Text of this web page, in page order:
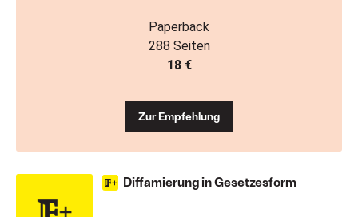
Diffamierung in Gesetzesform
Paperback
288 Seiten
18 €
Zur Empfehlung